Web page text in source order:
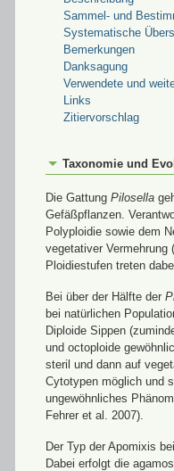
Sammel- und
Systematische
Bemerkungen
Danksagung
Verwendete und
Links
Zitiervorschlag
Taxonomie und
Die Gattung Pilosella
Gefäßpflanzen.
Polyploidie sowie dem
vegetativer Vermehrung
Ploidiestufen treten
Bei über der Hälfte der
bei natürlichen
Diploide Sippen
und octoploide
steril und dann auf
Cytotypen möglich und
ungewöhnliches
Fehrer et al. 2007).
Der Typ der Apomixis
Dabei erfolgt die